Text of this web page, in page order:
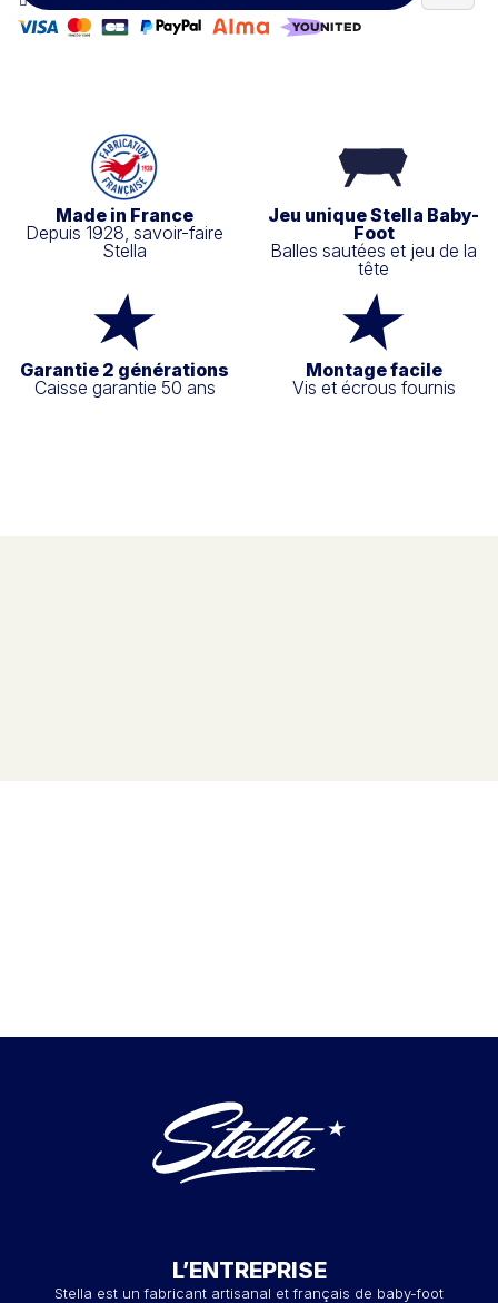
Made in France
Depuis 1928, savoir-faire
Stella
Jeu unique Stella Baby-
Foot
Balles sautées et jeu de la
tête
Garantie 2 générations
Caisse garantie 50 ans
Montage facile
Vis et écrous fournis
L’ENTREPRISE
Stella est un fabricant artisanal et français de baby-foot